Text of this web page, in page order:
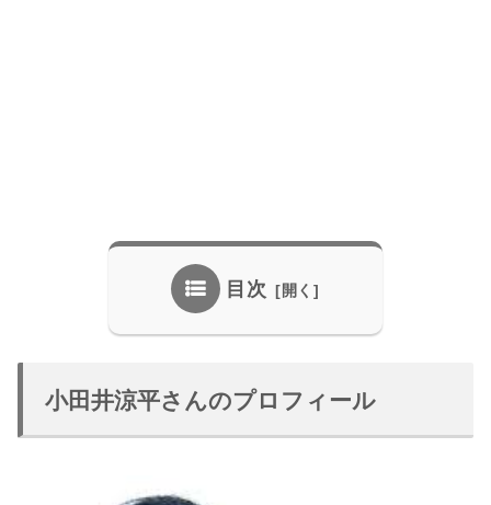
目次
小田井涼平さんのプロフィール